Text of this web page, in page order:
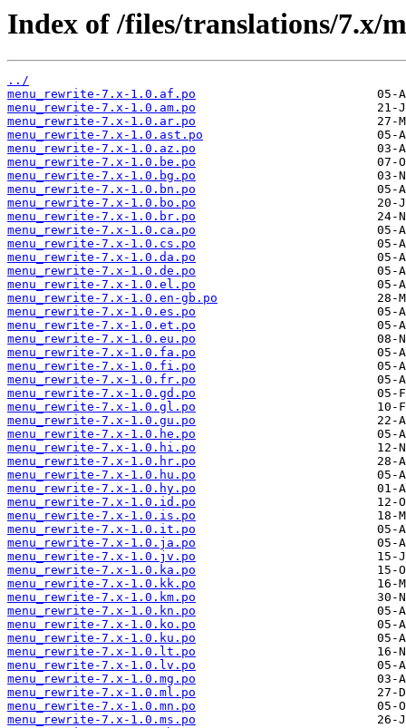
Index of /files/translations/7.x/
../
menu_rewrite-7.x-1.0.af.po
menu_rewrite-7.x-1.0.am.po
menu_rewrite-7.x-1.0.ar.po
menu_rewrite-7.x-1.0.ast.po
menu_rewrite-7.x-1.0.az.po
menu_rewrite-7.x-1.0.be.po
menu_rewrite-7.x-1.0.bg.po
menu_rewrite-7.x-1.0.bn.po
menu_rewrite-7.x-1.0.bo.po
menu_rewrite-7.x-1.0.br.po
menu_rewrite-7.x-1.0.ca.po
menu_rewrite-7.x-1.0.cs.po
menu_rewrite-7.x-1.0.da.po
menu_rewrite-7.x-1.0.de.po
menu_rewrite-7.x-1.0.el.po
menu_rewrite-7.x-1.0.en-gb.po
menu_rewrite-7.x-1.0.es.po
menu_rewrite-7.x-1.0.et.po
menu_rewrite-7.x-1.0.eu.po
menu_rewrite-7.x-1.0.fa.po
menu_rewrite-7.x-1.0.fi.po
menu_rewrite-7.x-1.0.fr.po
menu_rewrite-7.x-1.0.gd.po
menu_rewrite-7.x-1.0.gl.po
menu_rewrite-7.x-1.0.gu.po
menu_rewrite-7.x-1.0.he.po
menu_rewrite-7.x-1.0.hi.po
menu_rewrite-7.x-1.0.hr.po
menu_rewrite-7.x-1.0.hu.po
menu_rewrite-7.x-1.0.hy.po
menu_rewrite-7.x-1.0.id.po
menu_rewrite-7.x-1.0.is.po
menu_rewrite-7.x-1.0.it.po
menu_rewrite-7.x-1.0.ja.po
menu_rewrite-7.x-1.0.jv.po
menu_rewrite-7.x-1.0.ka.po
menu_rewrite-7.x-1.0.kk.po
menu_rewrite-7.x-1.0.km.po
menu_rewrite-7.x-1.0.kn.po
menu_rewrite-7.x-1.0.ko.po
menu_rewrite-7.x-1.0.ku.po
menu_rewrite-7.x-1.0.lt.po
menu_rewrite-7.x-1.0.lv.po
menu_rewrite-7.x-1.0.mg.po
menu_rewrite-7.x-1.0.ml.po
menu_rewrite-7.x-1.0.mn.po
menu_rewrite-7.x-1.0.ms.po